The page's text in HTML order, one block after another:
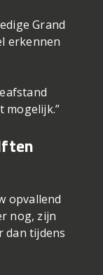
Grand
erkennen
mogelijk.”
opvallend
nog, zijn
dan tijdens